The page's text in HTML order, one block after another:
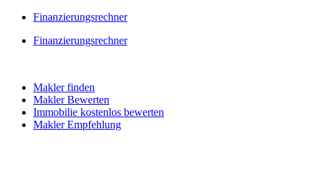
Skip
content
Finanzierungsrechner
Finanzierungsrechner
Makler finden
Makler Bewerten
Immobilie kostenlos bewerten
Makler Empfehlung